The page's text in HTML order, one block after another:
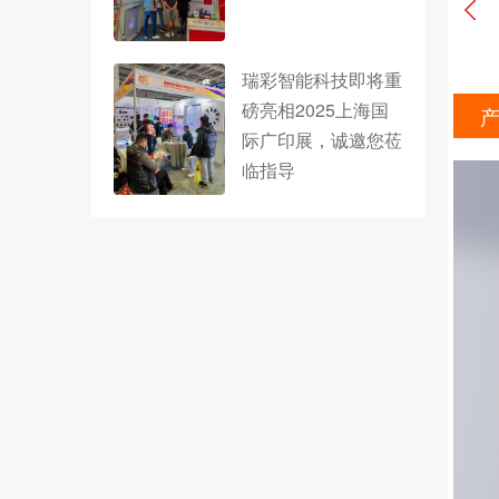
瑞彩智能科技即将重
磅亮相2025上海国
际广印展，诚邀您莅
临指导